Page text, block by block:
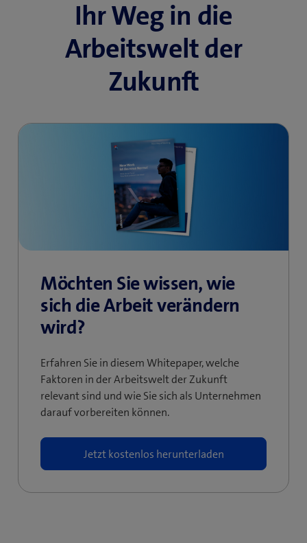
Ihr Weg in die
Arbeitswelt der
Zukunft
Möchten Sie wissen, wie
sich die Arbeit verändern
wird?
Erfahren Sie in diesem Whitepaper, welche
Faktoren in der Arbeitswelt der Zukunft
relevant sind und wie Sie sich als Unternehmen
darauf vorbereiten können.
Jetzt kostenlos herunterladen